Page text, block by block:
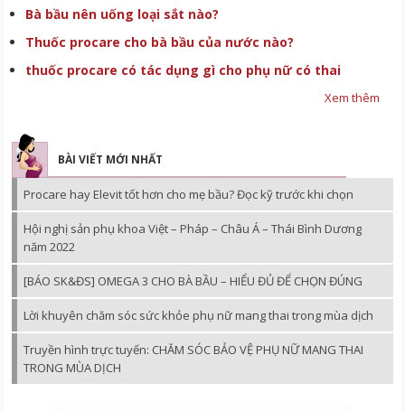
Bà bầu nên uống loại sắt nào?
Thuốc procare cho bà bầu của nước nào?
thuốc procare có tác dụng gì cho phụ nữ có thai
Xem thêm
BÀI VIẾT MỚI NHẤT
Procare hay Elevit tốt hơn cho mẹ bầu? Đọc kỹ trước khi chọn
Hội nghị sản phụ khoa Việt – Pháp – Châu Á – Thái Bình Dương
năm 2022
[BÁO SK&ĐS] OMEGA 3 CHO BÀ BẦU – HIỂU ĐỦ ĐỂ CHỌN ĐÚNG
Lời khuyên chăm sóc sức khỏe phụ nữ mang thai trong mùa dịch
Truyền hình trực tuyến: CHĂM SÓC BẢO VỆ PHỤ NỮ MANG THAI
TRONG MÙA DỊCH